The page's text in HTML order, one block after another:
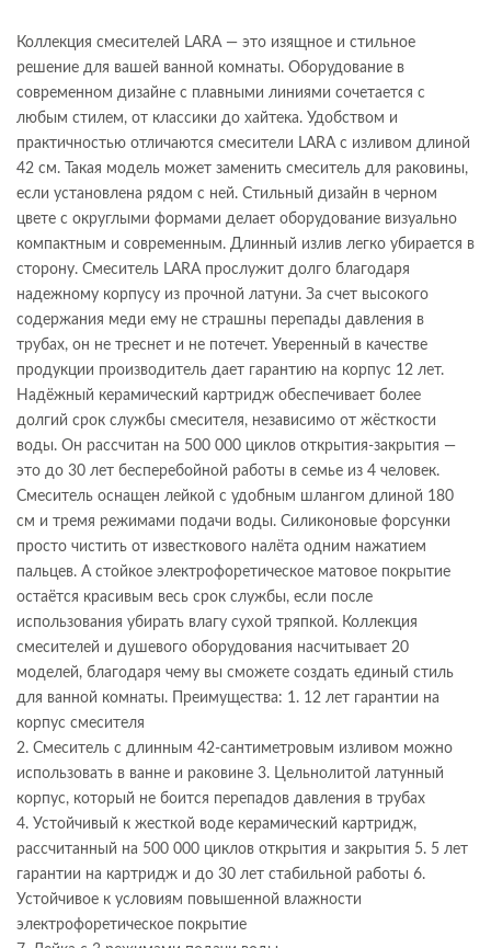
Коллекция смесителей LARA — это изящное и стильное
решение для вашей ванной комнаты. Оборудование в
современном дизайне с плавными линиями сочетается с
любым стилем, от классики до хайтека. Удобством и
практичностью отличаются смесители LARA с изливом длиной
42 см. Такая модель может заменить смеситель для раковины,
если установлена рядом с ней. Стильный дизайн в черном
цвете с округлыми формами делает оборудование визуально
компактным и современным. Длинный излив легко убирается в
сторону. Смеситель LARA прослужит долго благодаря
надежному корпусу из прочной латуни. За счет высокого
содержания меди ему не страшны перепады давления в
трубах, он не треснет и не потечет. Уверенный в качестве
продукции производитель дает гарантию на корпус 12 лет.
Надёжный керамический картридж обеспечивает более
долгий срок службы смесителя, независимо от жёсткости
воды. Он рассчитан на 500 000 циклов открытия-закрытия —
это до 30 лет бесперебойной работы в семье из 4 человек.
Смеситель оснащен лейкой с удобным шлангом длиной 180
см и тремя режимами подачи воды. Силиконовые форсунки
просто чистить от известкового налёта одним нажатием
пальцев. А стойкое электрофоретическое матовое покрытие
остаётся красивым весь срок службы, если после
использования убирать влагу сухой тряпкой. Коллекция
смесителей и душевого оборудования насчитывает 20
моделей, благодаря чему вы сможете создать единый стиль
для ванной комнаты. Преимущества: 1. 12 лет гарантии на
корпус смесителя
2. Смеситель с длинным 42-сантиметровым изливом можно
использовать в ванне и раковине 3. Цельнолитой латунный
корпус, который не боится перепадов давления в трубах
4. Устойчивый к жесткой воде керамический картридж,
рассчитанный на 500 000 циклов открытия и закрытия 5. 5 лет
гарантии на картридж и до 30 лет стабильной работы 6.
Устойчивое к условиям повышенной влажности
электрофоретическое покрытие